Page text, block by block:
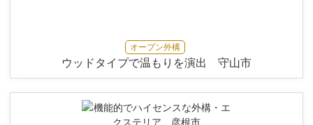
オープン外構
ウッドタイプで温もりを演出 守山市